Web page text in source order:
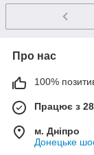
Про нас
100%
Працює з
м. Дніпро
Донецьке